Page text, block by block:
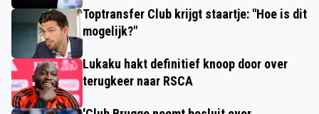
Toptransfer Club krijgt staartje: "Hoe is dit
mogelijk?"
Lukaku hakt definitief knoop door over
terugkeer naar RSCA